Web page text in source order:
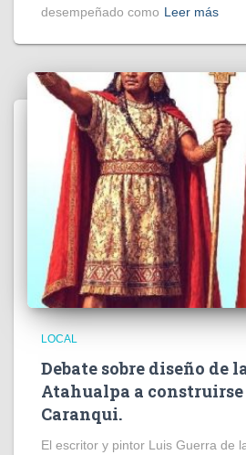
desempeñado como Leer más
LOCAL
Debate sobre diseño de
Atahualpa a construirse
Caranqui.
El escritor y pintor Luis Guerra de